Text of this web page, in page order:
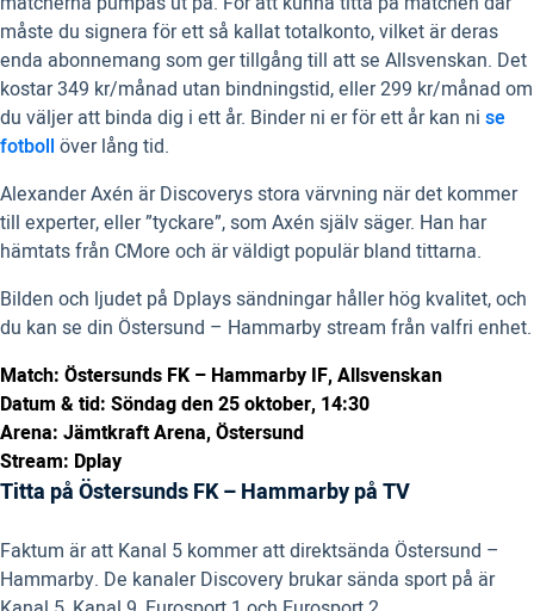
måste du signera för ett så kallat totalkonto, vilket är deras
enda abonnemang som ger tillgång till att se Allsvenskan. Det
kostar 349 kr/månad utan bindningstid, eller 299 kr/månad om
du väljer att binda dig i ett år. Binder ni er för ett år kan ni se
fotboll över lång tid.
Alexander Axén är Discoverys stora värvning när det kommer
till experter, eller ”tyckare”, som Axén själv säger. Han har
hämtats från CMore och är väldigt populär bland tittarna.
Bilden och ljudet på Dplays sändningar håller hög kvalitet, och
du kan se din Östersund – Hammarby stream från valfri enhet.
Match: Östersunds FK – Hammarby IF, Allsvenskan
Datum & tid: Söndag den 25 oktober, 14:30
Arena: Jämtkraft Arena, Östersund
Stream: Dplay
Titta på Östersunds FK – Hammarby på TV
Faktum är att Kanal 5 kommer att direktsända Östersund –
Hammarby. De kanaler Discovery brukar sända sport på är